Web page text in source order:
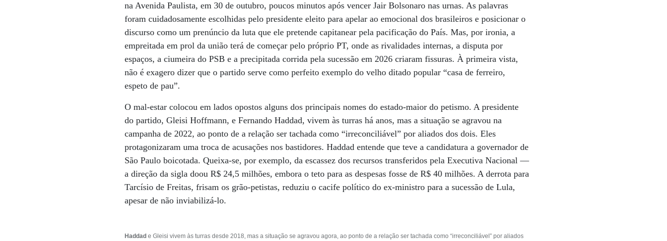
na Avenida Paulista, em 30 de outubro, poucos minutos após vencer Jair Bolsonaro nas urnas. As palavras
foram cuidadosamente escolhidas pelo presidente eleito para apelar ao emocional dos brasileiros e posicionar o
discurso como um prenúncio da luta que ele pretende capitanear pela pacificação do País. Mas, por ironia, a
empreitada em prol da união terá de começar pelo próprio PT, onde as rivalidades internas, a disputa por
espaços, a ciumeira do PSB e a precipitada corrida pela sucessão em 2026 criaram fissuras. À primeira vista,
não é exagero dizer que o partido serve como perfeito exemplo do velho ditado popular “casa de ferreiro,
espeto de pau”.
O mal-estar colocou em lados opostos alguns dos principais nomes do estado-maior do petismo. A presidente
do partido, Gleisi Hoffmann, e Fernando Haddad, vivem às turras há anos, mas a situação se agravou na
campanha de 2022, ao ponto de a relação ser tachada como “irreconciliável” por aliados dos dois. Eles
protagonizaram uma troca de acusações nos bastidores. Haddad entende que teve a candidatura a governador de
São Paulo boicotada. Queixa-se, por exemplo, da escassez dos recursos transferidos pela Executiva Nacional —
a direção da sigla doou R$ 24,5 milhões, embora o teto para as despesas fosse de R$ 40 milhões. A derrota para
Tarcísio de Freitas, frisam os grão-petistas, reduziu o cacife político do ex-ministro para a sucessão de Lula,
apesar de não inviabilizá-lo.
Haddade Gleisi vivem às turras desde 2018, mas a situação se agravou agora, ao ponto de a relação ser tachada como “irreconciliável” por aliados